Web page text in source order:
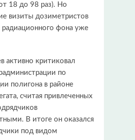
18 до 98 раз). Но
визиты дозиметристов
фона уже
активно критиковал
по
полигона в районе
считая привлеченных
В итоге он оказался
под видом